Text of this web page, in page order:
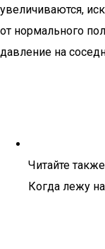
увеличиваются,
от нормального
давление на
Читайте
Когда лежу